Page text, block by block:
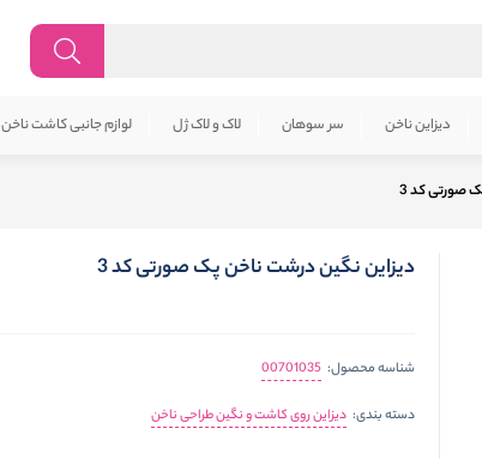
دیزاین ناخن سر سوهان لاک و لاک ژل لوازم جانبی کاشت ناخن
صورتی کد 3
دیزاین نگین درشت ناخن پک صورتی کد 3
شناسه محصول: 00701035
دسته بندی: دیزاین روی کاشت و نگین طراحی ناخن